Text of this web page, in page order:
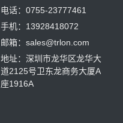
电话：0755-23777461
手机：13928418072
邮箱：sales@trlon.com
地址：深圳市龙华区龙华大
道2125号卫东龙商务大厦A
座1916A